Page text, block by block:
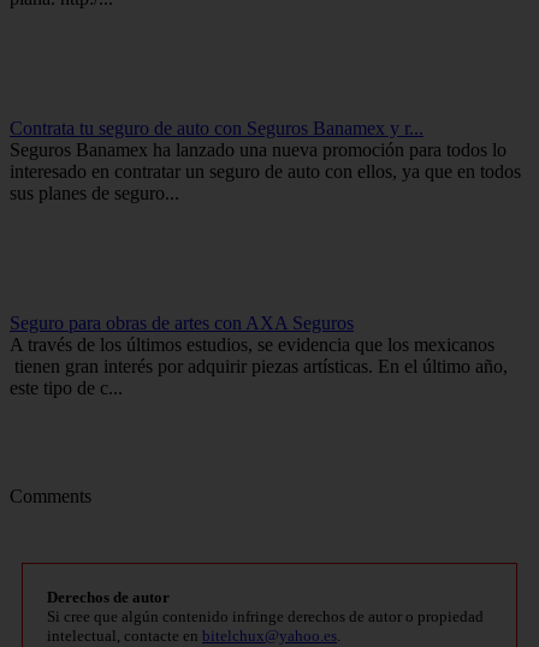
Contrata tu seguro de auto con Seguros Banamex y r...
Seguros Banamex ha lanzado una nueva promoción para todos lo
interesado en contratar un seguro de auto con ellos, ya que en todos
sus planes de seguro...
Seguro para obras de artes con AXA Seguros
A través de los últimos estudios, se evidencia que los mexicanos
tienen gran interés por adquirir piezas artísticas. En el último año,
este tipo de c...
Comments
Derechos de autor
Si cree que algún contenido infringe derechos de autor o propiedad
intelectual, contacte en bitelchux@yahoo.es.